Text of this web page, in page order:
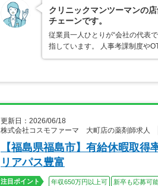
クリニックマンツーマンの
チェーンです。
従業員一人ひとりが“会社の代表
指しています。 人事考課制度や
更新日：2026/06/18
株式会社コスモファーマ 大町店の薬剤師求人
【福島県福島市】有給休暇取
リアパス豊富
注目ポイント 年収650万円以上可 新卒も応募可